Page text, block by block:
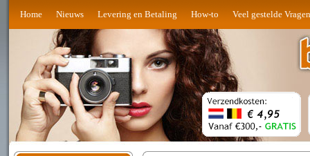
Home Nieuws Levering en Betaling How-to Veel gestelde Vragen